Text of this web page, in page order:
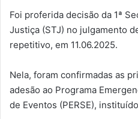
Foi proferida decisão da 1ª
Justiça (STJ) no julgamento
repetitivo, em 11.06.2025.
Nela, foram confirmadas as
adesão ao Programa
de Eventos (PERSE),